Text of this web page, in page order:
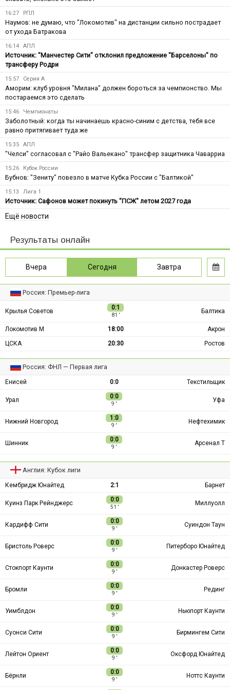
16:27 РПЛ
Наумов: не думаю, что "Локомотив" на дистанции сильно пострадает
от ухода Батракова
16:14 АПЛ
Источник: "Манчестер Сити" отклонил предложение "Барселоны" по
трансферу Родри
15:57 Серия А
Аморим: клуб уровня "Милана" должен бороться за чемпионство. Мы
постараемся это сделать
15:46 Чемпионаты
Заболотный: когда ты начинаешь красно-синим с детства, тебя все
равно притягивает туда же
15:35 АПЛ
"Челси" согласовал с "Райо Вальекано" трансфер защитника Чаварриа
15:26 Кубок России
Бубнов: "Зениту" повезло в матче Кубка России с "Балтикой"
15:13 Лига 1
Источник: Сафонов может покинуть "ПСЖ" летом 2027 года
Ещё новости
Результаты онлайн
Вчера Сегодня Завтра
Россия: Премьер-лига
Крылья Советов 0:1
81 ′
Балтика
Локомотив М 18:00
Акрон
ЦСКА
20:30 Ростов
Россия: ФНЛ — Первая лига
Енисей 0:0 Текстильщик
Урал 0:0
9 ′
Уфа
Нижний Новгород 1:0
9 ′
Нефтехимик
Шинник 0:0
9 ′
Арсенал Т
Англия: Кубок лиги
Кембридж Юнайтед 2:1 Барнет
Куинз Парк Рейнджерс 0:0
51 ′
Миллуолл
Кардифф Сити 0:0
9 ′
Суиндон Таун
Бристоль Роверс 0:0
9 ′
Питерборо Юнайтед
Стокпорт Каунти 0:0
9 ′
Донкастер Роверс
Бромли 0:0
9 ′
Рединг
Уимблдон 0:0
9 ′
Ньюпорт Каунти
Суонси Сити 0:0
9 ′
Бирмингем Сити
Лейтон Ориент 0:0
9 ′
Оксфорд Юнайтед
Бёрнли 0:0
9 ′
Ноттс Каунти